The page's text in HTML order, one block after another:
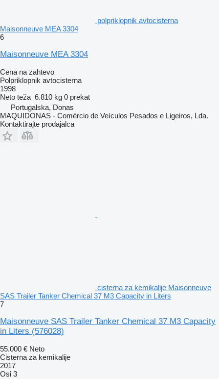
polpriklopnik avtocisterna
Maisonneuve MEA 3304
6
Maisonneuve MEA 3304
Cena na zahtevo
Polpriklopnik avtocisterna
1998
Neto teža 6.810 kg 0 prekat
Portugalska, Donas
MAQUIDONAS - Comércio de Veículos Pesados e Ligeiros, Lda.
Kontaktirajte prodajalca
cisterna za kemikalije Maisonneuve
SAS Trailer Tanker Chemical 37 M3 Capacity in Liters
7
Maisonneuve SAS Trailer Tanker Chemical 37 M3 Capacity
in Liters (576028)
55.000 € Neto
Cisterna za kemikalije
2017
Osi 3